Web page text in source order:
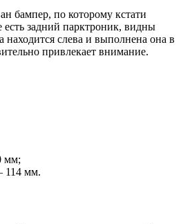
бампер, по которому кстати
есть задний парктроник, видны
находится слева и выполнена она в
привлекает внимание.
мм;
114 мм.